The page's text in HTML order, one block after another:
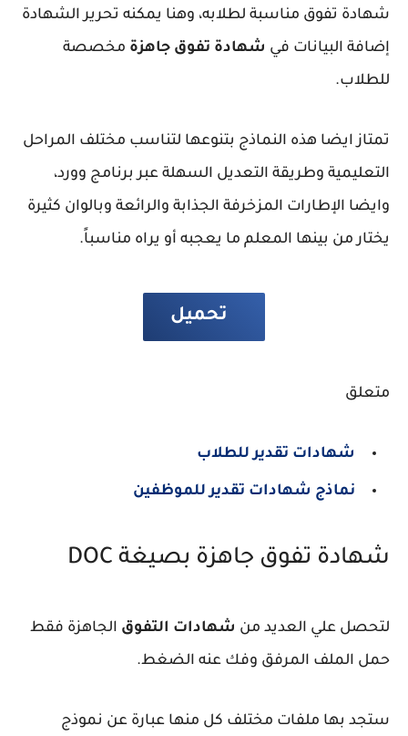
شهادة تفوق مناسبة لطلابه، وهنا يمكنه تحرير الشهادة
إضافة البيانات في شهادة تفوق جاهزة مخصصة
للطلاب.
تمتاز ايضا هذه النماذج بتنوعها لتناسب مختلف المراحل
التعليمية وطريقة التعديل السهلة عبر برنامج وورد،
وايضا الإطارات المزخرفة الجذابة والرائعة وبالوان كثيرة
يختار من بينها المعلم ما يعجبه أو يراه مناسباً.
تحميل
متعلق
شهادات تقدير للطلاب
نماذج شهادات تقدير للموظفين
شهادة تفوق جاهزة بصيغة DOC
لتحصل علي العديد من شهادات التفوق الجاهزة فقط
حمل الملف المرفق وفك عنه الضغط.
ستجد بها ملفات مختلف كل منها عبارة عن نموذج